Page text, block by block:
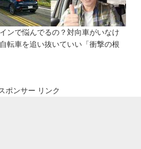
ンで悩んでるの？対向車がいなけ
転車を追い抜いていい「衝撃の根
ポンサー リンク